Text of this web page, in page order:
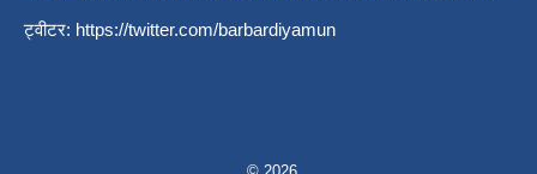
ट्वीटर: https://twitter.com/barbardiyamun